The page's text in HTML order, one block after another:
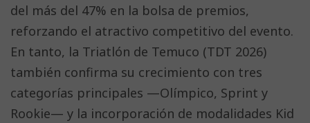
del más del 47% en la bolsa de premios,
reforzando el atractivo competitivo del evento.
En tanto, la Triatlón de Temuco (TDT 2026)
también confirma su crecimiento con tres
categorías principales —Olímpico, Sprint y
Rookie— y la incorporación de modalidades Kid